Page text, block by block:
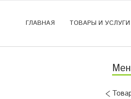
ГЛАВНАЯ ТОВАРЫ И УСЛУГИ